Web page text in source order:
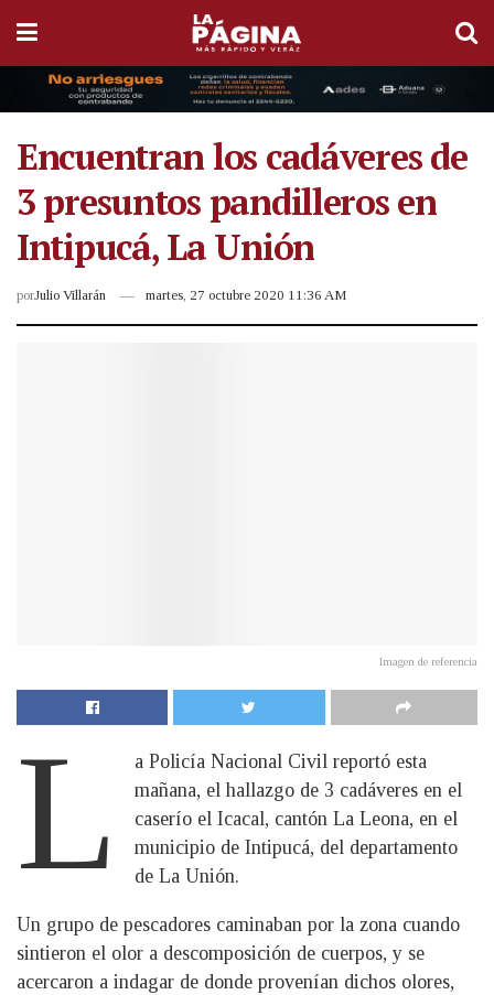
Encuentran los cadáveres de
3 presuntos pandilleros en
Intipucá, La Unión
porJulio Villarán martes, 27 octubre 2020 11:36 AM
Imagen de referencia
L
a Policía Nacional Civil reportó esta
mañana, el hallazgo de 3 cadáveres en el
caserío el Icacal, cantón La Leona, en el
municipio de Intipucá, del departamento
de La Unión.
Un grupo de pescadores caminaban por la zona cuando
sintieron el olor a descomposición de cuerpos, y se
acercaron a indagar de donde provenían dichos olores,